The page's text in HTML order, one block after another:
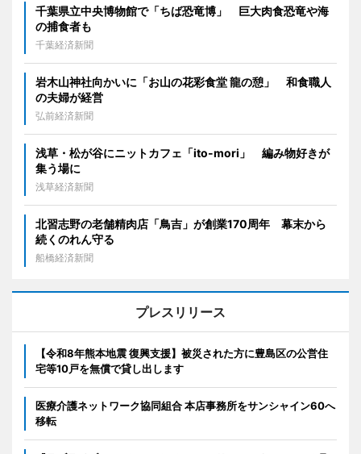
千葉県立中央博物館で「ちば恐竜博」 巨大肉食恐竜や海
の捕食者も
千葉経済新聞
岩木山神社向かいに「お山の花彩食堂 龍の憩」 和食職人
の夫婦が経営
弘前経済新聞
浅草・松が谷にニットカフェ「ito-mori」 編み物好きが
集う場に
浅草経済新聞
北習志野の老舗精肉店「鳥吉」が創業170周年 幕末から
続くのれん守る
船橋経済新聞
プレスリリース
【令和8年熊本地震 復興支援】被災された方に豊島区の公営住
宅等10戸を無償で貸し出します
医療介護ネットワーク協同組合 本店事務所をサンシャイン60へ
移転